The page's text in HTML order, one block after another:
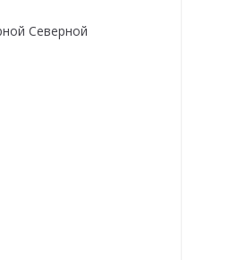
Северной